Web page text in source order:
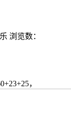
浏览数：
，